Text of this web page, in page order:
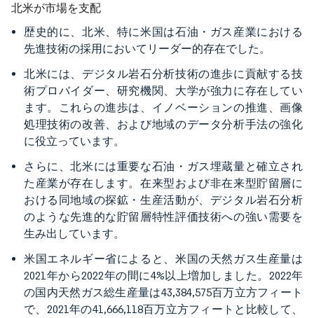
北米が市場を支配
歴史的に、北米、特に米国は石油・ガス産業における
先進技術の採用においてリーダー的存在でした。
北米には、デジタル岩石分析技術の進歩に貢献する技
術プロバイダー、研究機関、大学が強力に存在してい
ます。これらの進歩は、イノベーションの推進、画像
処理技術の改善、および地域のデータ分析手法の強化
に役立っています。
さらに、北米には重要な石油・ガス埋蔵量と確立され
た産業が存在します。在来型および非在来型貯留層に
おける同地域の探鉱・生産活動が、デジタル岩石分析
のような先進的な貯留層特性評価技術への強い需要を
生み出しています。
米国エネルギー省によると、米国の天然ガス生産量は
2021年から2022年の間に4%以上増加しました。2022年
の国内天然ガス総生産量は43,384,575百万立方フィート
で、2021年の41,666,118百万立方フィートと比較して、